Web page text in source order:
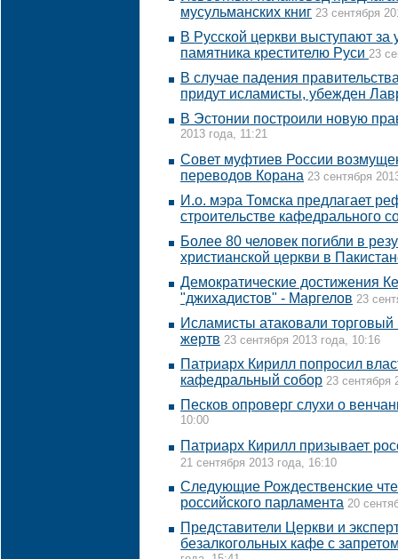
мусульманских книг 23 сентября
В Русской церкви выступают за
памятника крестителю Руси 23
В случае падения
придут исламисты, убежден
В Эстонии построили новую
2013 года, 11:21
Совет муфтиев России
переводов Корана 23 сентября
И.о. мэра Томска предлагает
строительстве кафедрального
Более 80 человек погибли в
христианской церкви в
Демократические достижения
"джихадистов" - Маргелов 23
Исламисты атаковали
жертв 23 сентября 2013 года, 10:16
Патриарх Кирилл попросил
кафедральный собор 23 сентября
Песков опроверг слухи о
10:00
Патриарх Кирилл призывает
21 сентября 2013 года, 16:10
Следующие Рождественские
российского парламента 20
Представители Церкви и
безалкогольных кафе с